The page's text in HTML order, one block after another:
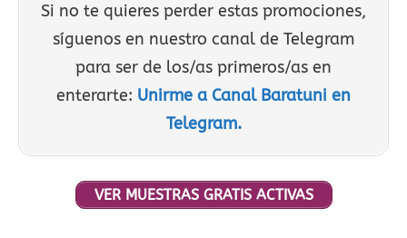
Si no te quieres perder estas promociones,
síguenos en nuestro canal de Telegram
para ser de los/as primeros/as en
enterarte: Unirme a Canal Baratuni en
Telegram.
VER MUESTRAS GRATIS ACTIVAS